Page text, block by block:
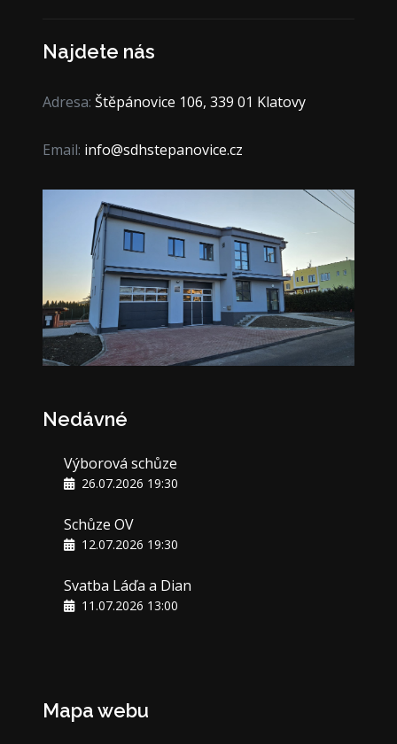
Najdete nás
Adresa: Štěpánovice 106, 339 01 Klatovy
Email: info@sdhstepanovice.cz
Nedávné
Výborová schůze
26.07.2026 19:30
Schůze OV
12.07.2026 19:30
Svatba Láďa a Dian
11.07.2026 13:00
Mapa webu